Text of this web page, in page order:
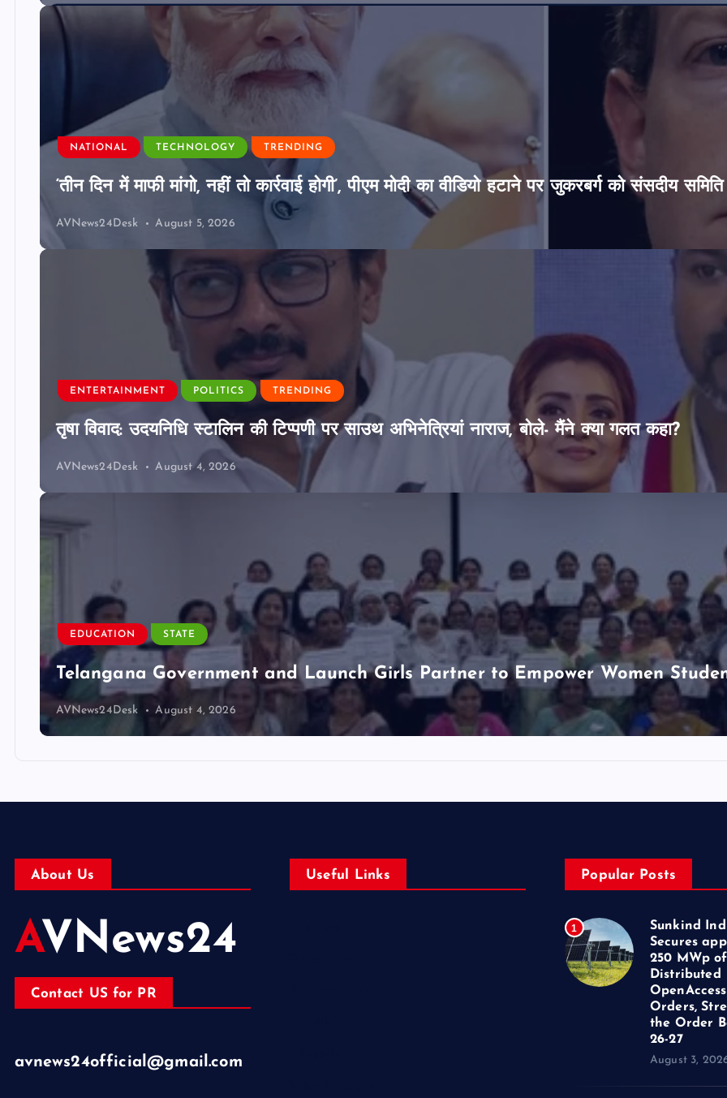
NATIONAL TECHNOLOGY TRENDING
‘तीन दिन में माफी मांगो, नहीं तो कार्रवाई होगी’, पीएम मोदी का वीडियो हटाने पर जुकरबर्ग को संसदीय
AVNews24Desk August 5, 2026
ENTERTAINMENT POLITICS TRENDING
तृषा विवाद: उदयनिधि स्टालिन की टिप्पणी पर साउथ अभिनेत्रियां नाराज, बोले- मैंने क्या गलत कहा?
AVNews24Desk August 4, 2026
EDUCATION STATE
Telangana Government and Launch Girls Partner to Empower Women
AVNews24Desk August 4, 2026
About Us
AVNews24
Contact US for PR
avnews24official@gmail.com
Useful Links Popular Posts
1
Sunkind
Secures
250 MWp of
Distributed
Orders,
the Order
26-27
August 3,